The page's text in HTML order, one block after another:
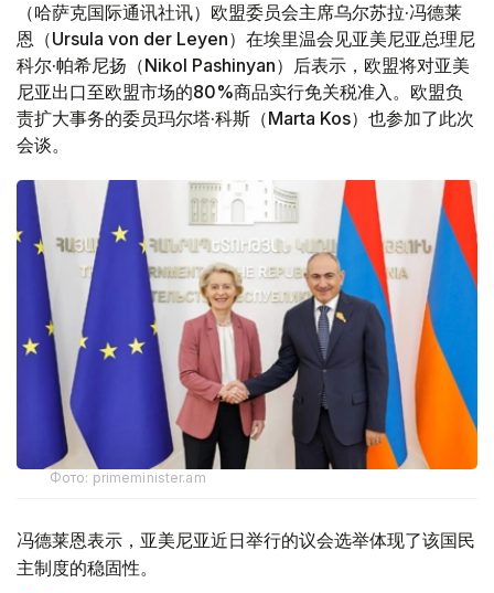
（哈萨克国际通讯社讯）欧盟委员会主席乌尔苏拉·冯德莱
恩（Ursula von der Leyen）在埃里温会见亚美尼亚总理尼
科尔·帕希尼扬（Nikol Pashinyan）后表示，欧盟将对亚美
尼亚出口至欧盟市场的80%商品实行免关税准入。欧盟负
责扩大事务的委员玛尔塔·科斯（Marta Kos）也参加了此次
会谈。
Фото: primeminister.am
冯德莱恩表示，亚美尼亚近日举行的议会选举体现了该国民
主制度的稳固性。